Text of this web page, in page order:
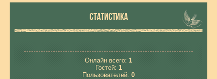
СТАТИСТИКА
Онлайн всего: 1
Гостей: 1
Пользователей: 0